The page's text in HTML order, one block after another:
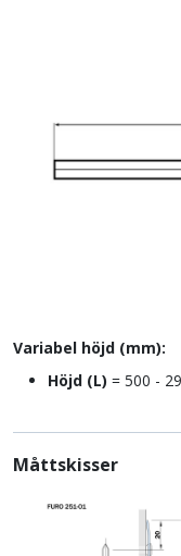
Variabel höjd (mm):
Höjd (L) = 500 -
Måttskisser